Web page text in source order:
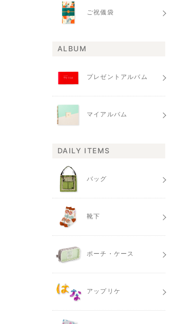
ご祝儀袋
ALBUM
プレゼントアルバム
マイアルバム
DAILY ITEMS
バッグ
靴下
ポーチ・ケース
アップリケ